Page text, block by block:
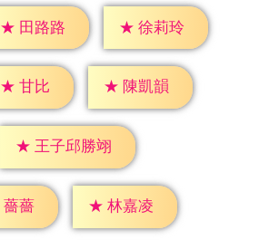
★ 田路路 ★ 徐莉玲
★ 甘比 ★ 陳凱韻
★ 王子邱勝翊
薔薔 ★ 林嘉凌